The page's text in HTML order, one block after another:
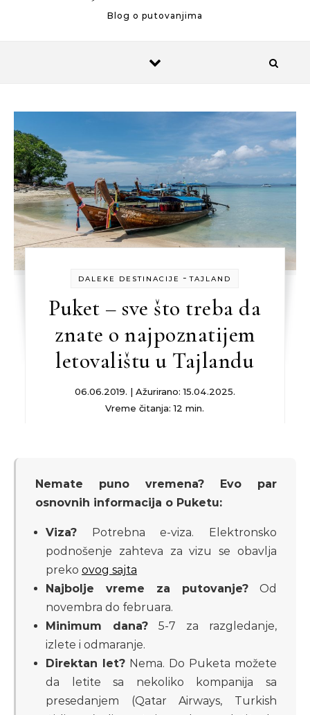
Blog o putovanjima
DALEKE DESTINACIJE -TAJLAND
Puket – sve što treba da
znate o najpoznatijem
letovalištu u Tajlandu
06.06.2019. | Ažurirano: 15.04.2025.
Vreme čitanja: 12 min.
Nemate puno vremena? Evo par
osnovnih informacija o Puketu:
Viza? Potrebna e-viza. Elektronsko
podnošenje zahteva za vizu se obavlja
preko ovog sajta
Najbolje vreme za putovanje? Od
novembra do februara.
Minimum dana? 5-7 za razgledanje,
izlete i odmaranje.
Direktan let? Nema. Do Puketa možete
da letite sa nekoliko kompanija sa
presedanjem (Qatar Airways, Turkish